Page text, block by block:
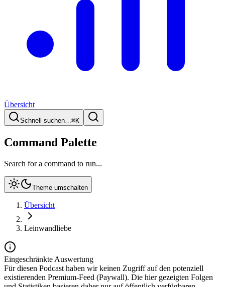
Übersicht
Schnell suchen…⌘K
Command Palette
Search for a command to run...
Theme umschalten
Übersicht
Leinwandliebe
Eingeschränkte Auswertung
Für diesen Podcast haben wir keinen Zugriff auf den potenziell
existierenden Premium-Feed (Paywall). Die hier gezeigten Folgen